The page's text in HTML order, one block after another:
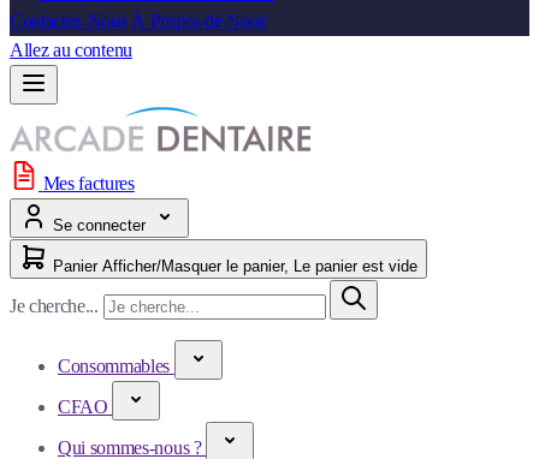
Contactez-Nous À Propos de Nous
Allez au contenu
Mes factures
Se connecter
Panier Afficher/Masquer le panier, Le panier est vide
Je cherche...
Consommables
CFAO
Qui sommes-nous ?